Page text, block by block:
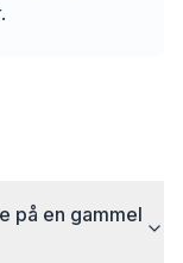
på en gammel